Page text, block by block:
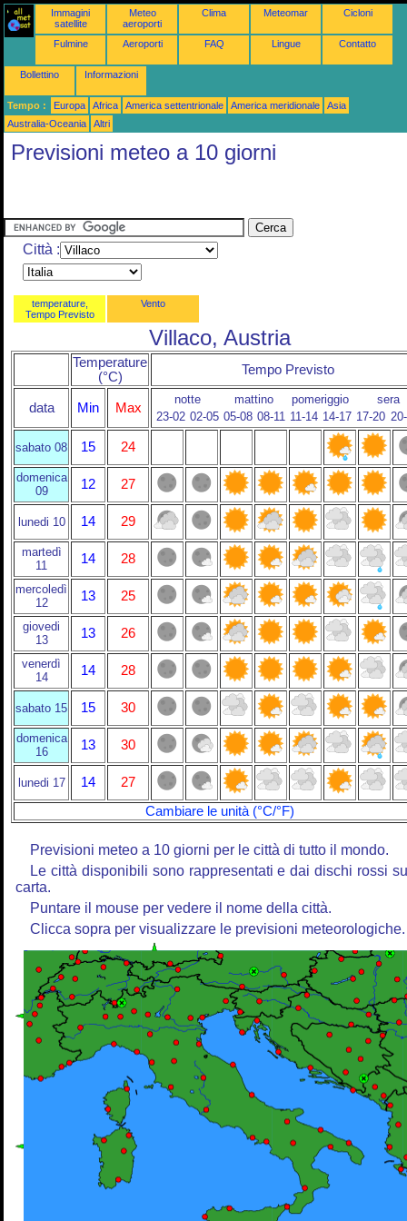
Immagini
satellite
Meteo
aeroporti
Clima Meteomar Cicloni
Fulmine Aeroporti FAQ Lingue Contatto
Bollettino Informazioni
Tempo : Europa Africa America settentrionale America meridionale
Asia
Australia-Oceania
Altri
Previsioni meteo a 10 giorni
Città :
temperature,
Tempo Previsto
Vento
Villaco, Austria
Temperature
(°C)
Tempo Previsto
data Min Max
notte mattino pomeriggio
sera
23-02 02-05 05-08 08-11 11-14 14-17 17-20
sabato 08 15 24
domenica
09
12 27
lunedi 10 14 29
martedì
11
14 28
mercoledì
12
13 25
giovedi
13
13 26
venerdì
14
14 28
sabato 15 15 30
domenica
16
13 30
lunedi 17 14
27
Cambiare le unità (°C/°F)
Previsioni meteo a 10 giorni per le città di tutto il mondo.
Le città disponibili sono rappresentati e dai dischi rossi
carta.
Puntare il mouse per vedere il nome della città.
Clicca sopra per visualizzare le previsioni meteorologiche.